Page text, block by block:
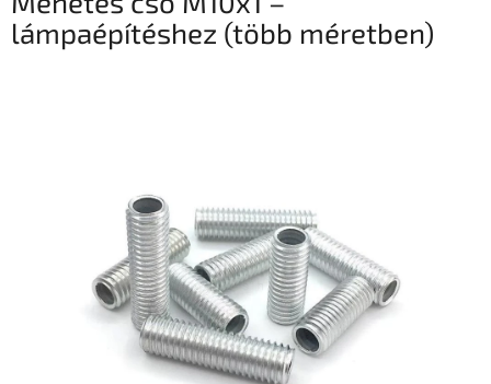
lámpaépítéshez (több méretben)